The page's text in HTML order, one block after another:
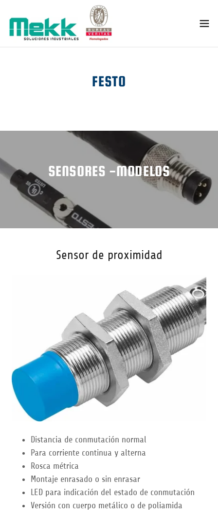
FESTO
SENSORES -MODELOS
Sensor de proximidad
Distancia de conmutación normal
Para corriente continua y alterna
Rosca métrica
Montaje enrasado o sin enrasar
LED para indicación del estado de conmutación
Versión con cuerpo metálico o de poliamida